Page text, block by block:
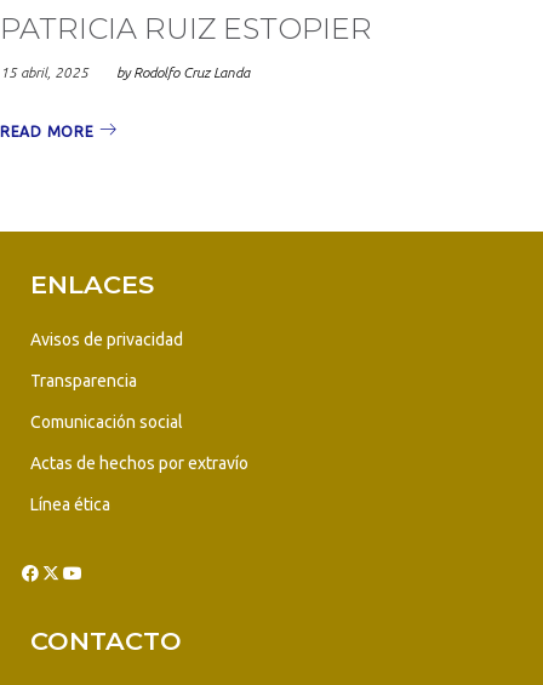
PATRICIA RUIZ ESTOPIER
15 abril, 2025 byRodolfo Cruz Landa
READ MORE
ENLACES
Avisos de privacidad
Transparencia
Comunicación social
Actas de hechos por extravío
Línea ética
CONTACTO